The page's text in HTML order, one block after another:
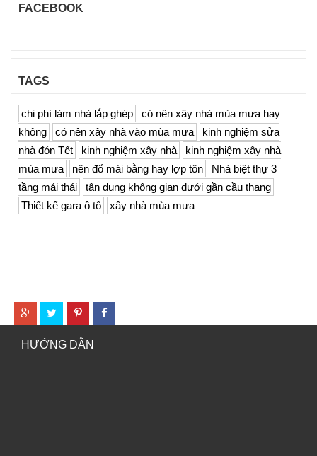
FACEBOOK
TAGS
chi phí làm nhà lắp ghép
có nên xây nhà mùa mưa hay
không
có nên xây nhà vào mùa mưa
kinh nghiệm sửa
nhà đón Tết
kinh nghiệm xây nhà
kinh nghiệm xây nhà
mùa mưa
nên đổ mái bằng hay lợp tôn
Nhà biệt thự 3
tầng mái thái
tận dụng không gian dưới gần cầu thang
Thiết kế gara ô tô
xây nhà mùa mưa
HƯỚNG DẪN